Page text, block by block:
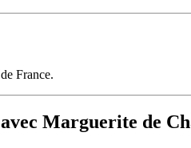
France.
Marguerite de